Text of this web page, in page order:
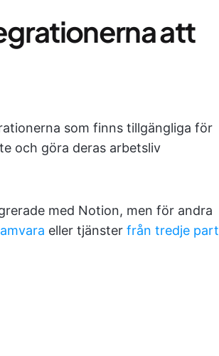
att
som finns tillgängliga för
och göra deras arbetsliv
med Notion, men för andra
eller tjänster från tredje part